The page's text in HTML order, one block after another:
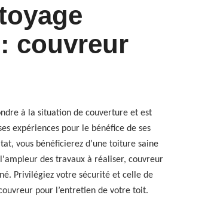
couvreur
à la situation de couverture et est
expériences pour le bénéfice de ses
vous bénéficierez d’une toiture saine
des travaux à réaliser, couvreur
Privilégiez votre sécurité et celle de
pour l’entretien de votre toit.